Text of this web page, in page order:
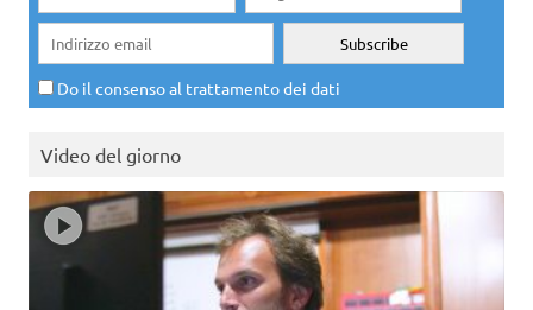
Do il consenso al trattamento dei dati
Video del giorno